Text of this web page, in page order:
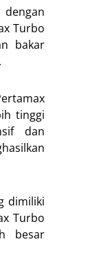
Turbo
bakar
tinggi
dan
dimiliki
Turbo
besar